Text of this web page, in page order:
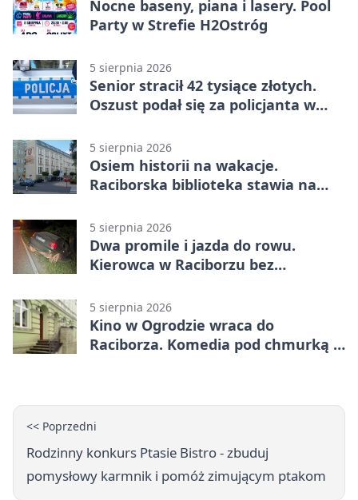
Nocne baseny, piana i lasery. Pool
Party w Strefie H2Ostróg
5 sierpnia 2026
Senior stracił 42 tysiące złotych.
Oszust podał się za policjanta w
5 sierpnia 2026
Osiem historii na wakacje.
Raciborska biblioteka stawia na
5 sierpnia 2026
Dwa promile i jazda do rowu.
Kierowca w Raciborzu bez
5 sierpnia 2026
Kino w Ogrodzie wraca do
Raciborza. Komedia pod chmurką w
<< Poprzedni
Rodzinny konkurs Ptasie Bistro - zbuduj
pomysłowy karmnik i pomóż zimującym ptakom